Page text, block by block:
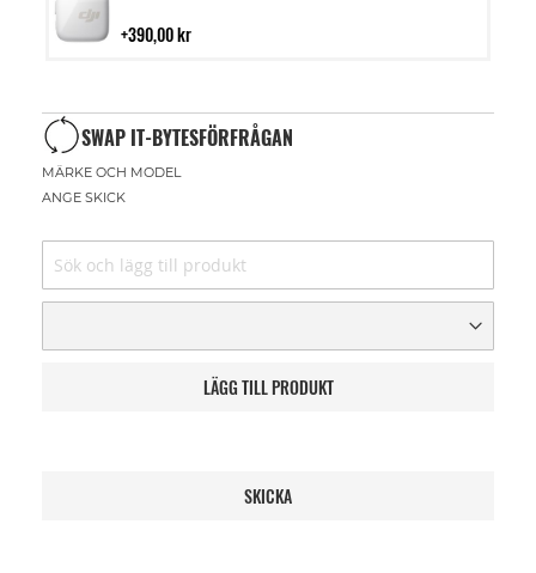
390,00 kr
i
SWAP IT-BYTESFÖRFRÅGAN
MÄRKE OCH MODEL
ANGE SKICK
LÄGG TILL PRODUKT
SKICKA